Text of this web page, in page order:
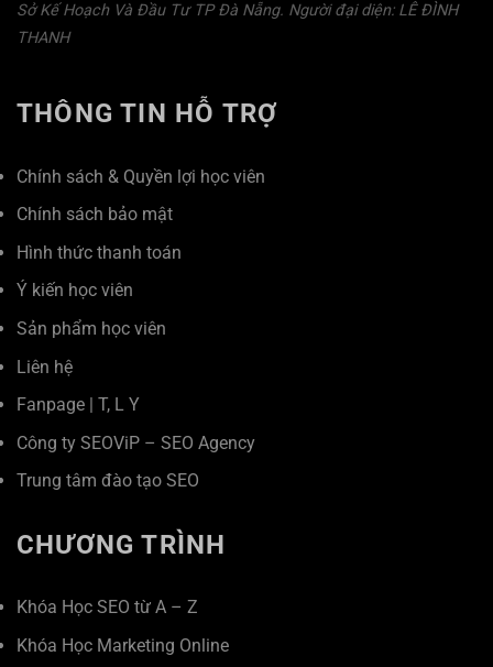
Sở Kế Hoạch Và Đầu Tư TP Đà Nẵng. Người đại diện: LÊ ĐÌNH
THANH
THÔNG TIN HỖ TRỢ
Chính sách & Quyền lợi học viên
Chính sách bảo mật
Hình thức thanh toán
Ý kiến học viên
Sản phẩm học viên
Liên hệ
Fanpage | T, L Y
Công ty SEOViP – SEO Agency
Trung tâm đào tạo SEO
CHƯƠNG TRÌNH
Khóa Học SEO từ A – Z
Khóa Học Marketing Online